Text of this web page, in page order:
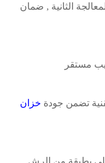
الثانية , ضمان
مستقر
تضمن جودة خزان
بطبقة من الرش